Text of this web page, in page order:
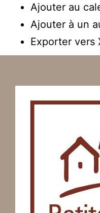
Ajouter au
Ajouter à un
Exporter vers